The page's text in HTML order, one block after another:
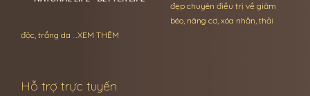
đẹp chuyên điều trị về giảm
béo, nâng cơ, xóa nhăn, thải
độc, trắng da …XEM THÊM
Hỗ trợ trực tuyến